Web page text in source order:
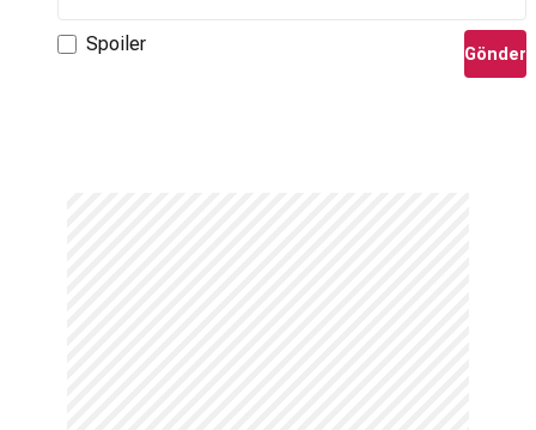
Spoiler Gönder